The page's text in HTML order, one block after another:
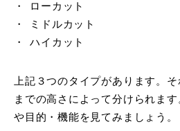
ローカット
ミドルカット
ハイカット
上記３つのタイプがあります。
までの高さによって分けられま
や目的・機能を見てみましょう。